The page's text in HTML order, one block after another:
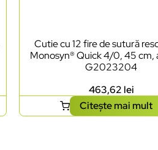
Cutie cu 12 fire de sutură
Monosyn® Quick 4/0, 45 cm,
G2023204
463,62 lei
Citește mai mult